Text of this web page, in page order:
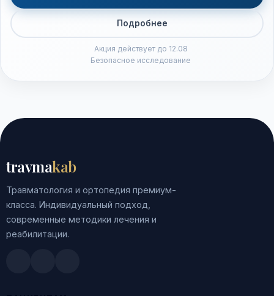
Подробнее
Акция действует до 12.08
Безопасное исследование
travmakab
Травматология и ортопедия премиум-
класса. Индивидуальный подход,
современные методики лечения и
реабилитации.